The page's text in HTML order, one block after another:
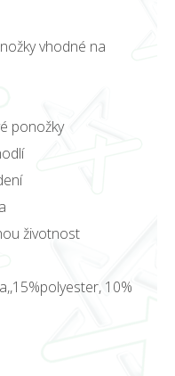
vhodné na
ponožky
životnost
10%